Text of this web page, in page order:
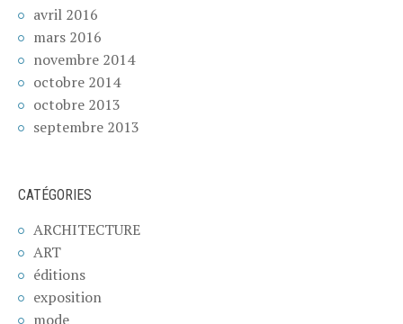
avril 2016
mars 2016
novembre 2014
octobre 2014
octobre 2013
septembre 2013
CATÉGORIES
ARCHITECTURE
ART
éditions
exposition
mode